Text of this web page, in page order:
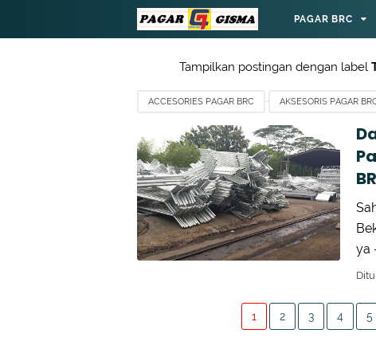
PAGAR BRC
Tampilkan postingan dengan label
ACCESORIES PAGAR BRC AKSESORIS PAGAR
PAGAR BRC JAWA BARAT TIANG PAGAR BRC
ya
1 2 3 4 5